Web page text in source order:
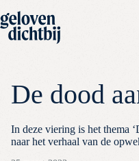
De dood
In deze viering is het thema
naar het verhaal van de